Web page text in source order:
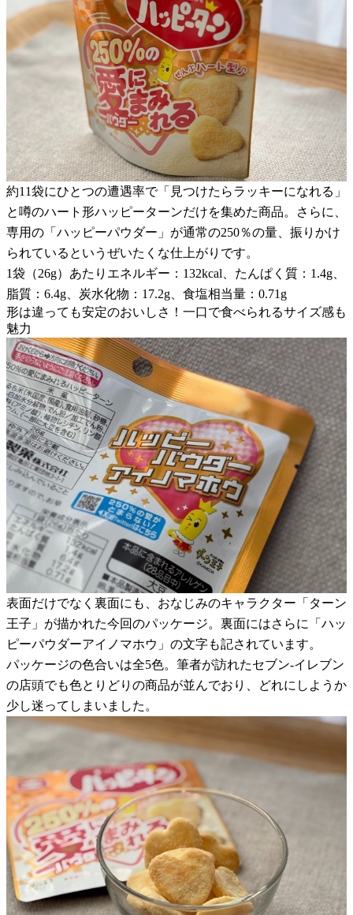
約11袋にひとつの遭遇率で「見つけたらラッキーになれる」
と噂のハート形ハッピーターンだけを集めた商品。さらに、
専用の「ハッピーパウダー」が通常の250％の量、振りかけ
られているというぜいたくな仕上がりです。
1袋（26g）あたりエネルギー：132kcal、たんぱく質：1.4g、
脂質：6.4g、炭水化物：17.2g、食塩相当量：0.71g
形は違っても安定のおいしさ！一口で食べられるサイズ感も
魅力
表面だけでなく裏面にも、おなじみのキャラクター「ターン
王子」が描かれた今回のパッケージ。裏面にはさらに「ハッ
ピーパウダーアイノマホウ」の文字も記されています。
パッケージの色合いは全5色。筆者が訪れたセブン-イレブン
の店頭でも色とりどりの商品が並んでおり、どれにしようか
少し迷ってしまいました。